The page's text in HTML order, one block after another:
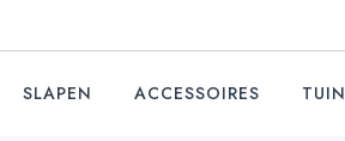
SLAPEN ACCESSOIRES TUIN